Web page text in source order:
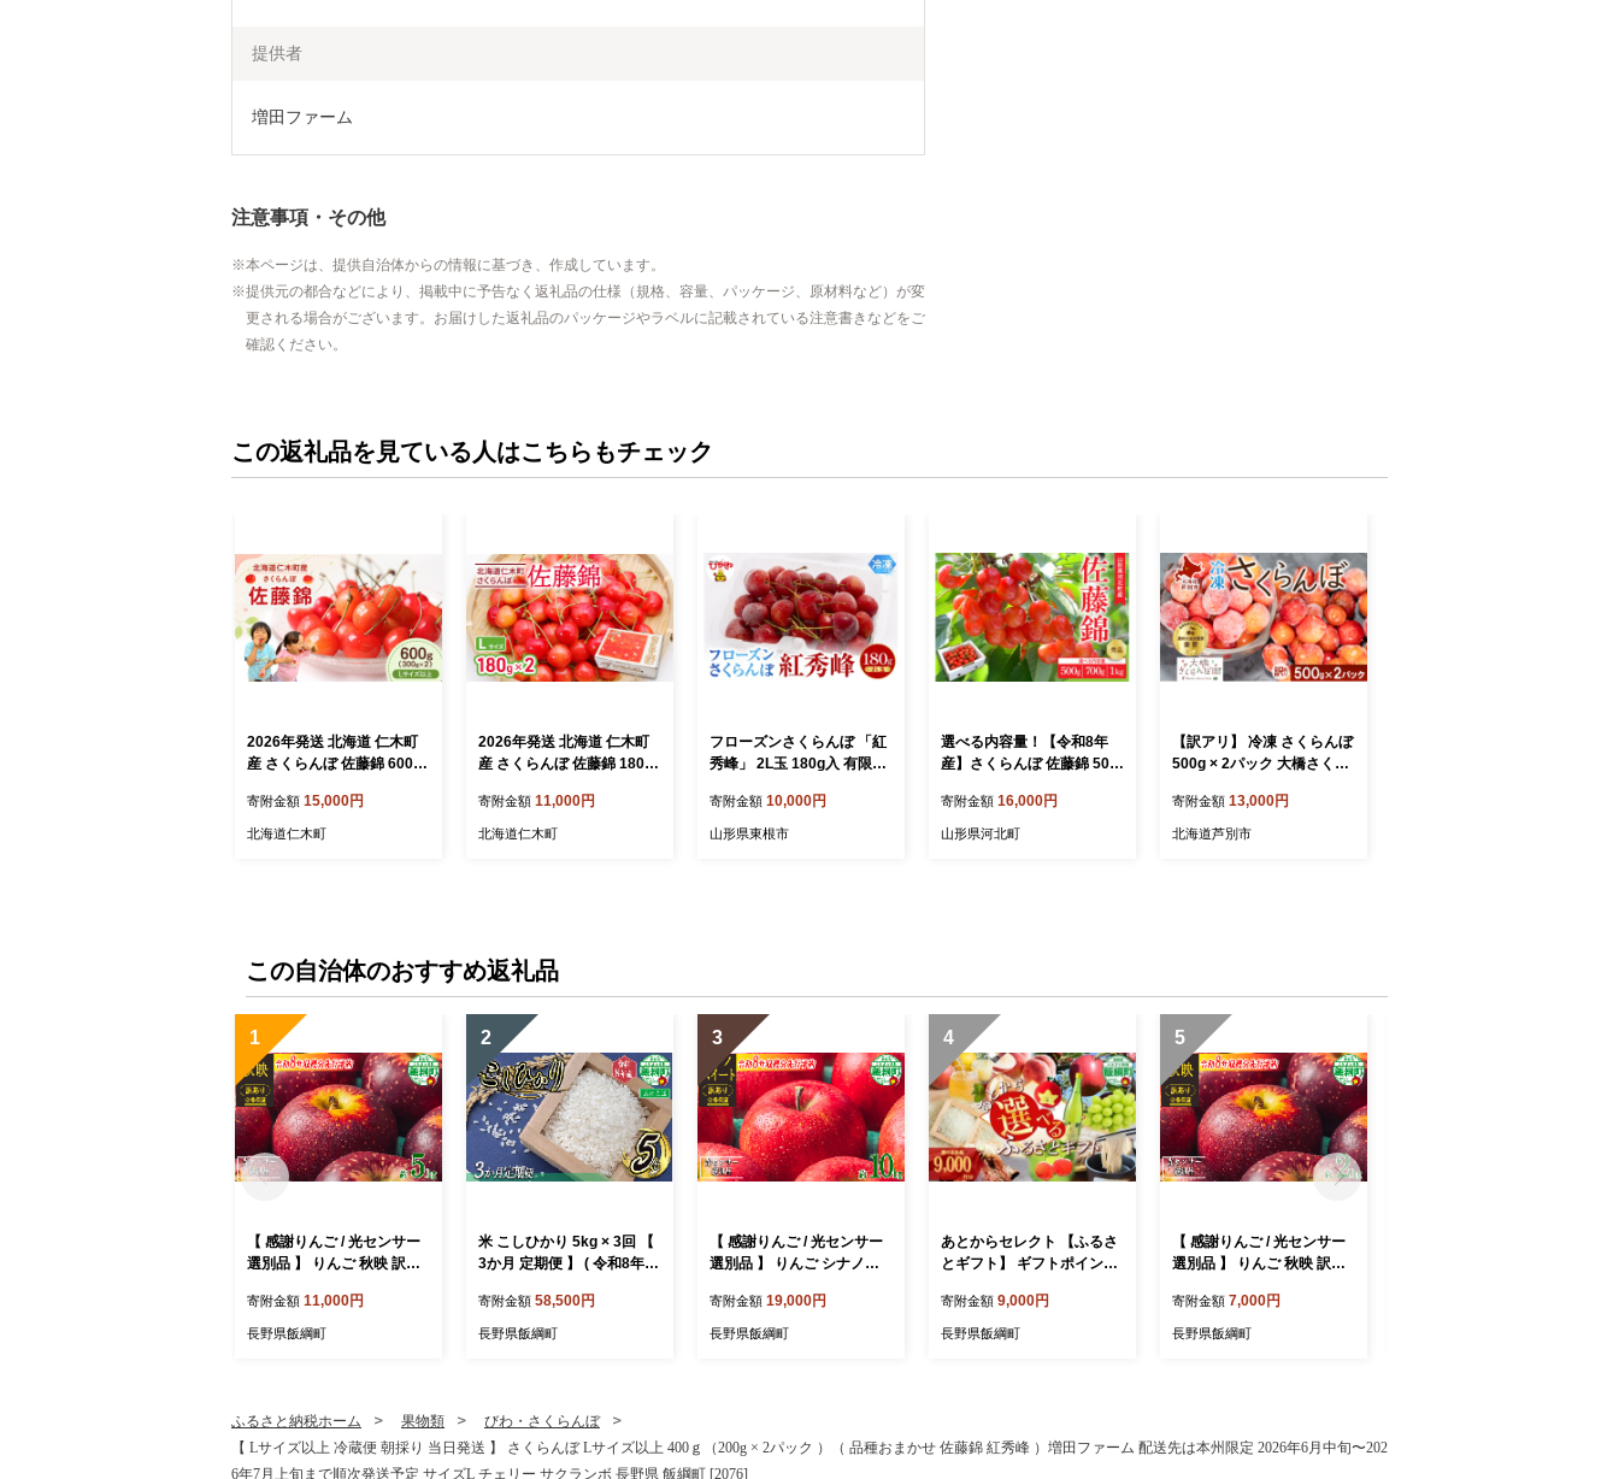
提供者
増田ファーム
注意事項・その他
本ページは、提供自治体からの情報に基づき、作成しています。
提供元の都合などにより、掲載中に予告なく返礼品の仕様（規格、容量、パッケージ、原材料など）が変
更される場合がございます。お届けした返礼品のパッケージやラベルに記載されている注意書きなどをご
確認ください。
この返礼品を見ている人はこちらもチェック
2026年発送 北海道 仁木町
産 さくらんぼ 佐藤錦 600g
物 サクランボ チェリー フ
ルーツ 果物 果物類 仁木町
寄附金額 15,000円
北海道仁木町
2026年発送 北海道 仁木町
産 さくらんぼ 佐藤錦 180g×
リー フルーツ 果物 果物類
仁木町 仁木 [林果樹園]
寄附金額 11,000円
北海道仁木町
フローズンさくらんぼ 「紅
秀峰」 2L玉 180g入 有限会
寄附金額 10,000円
山形県東根市
選べる内容量！【令和8年
産】さくらんぼ 佐藤錦 500
形県産【山形eLab】フルー
ツ 人気 贈答 ふるさと納税
寄附金額 16,000円
山形県河北町
【訳アリ】 冷凍 さくらんぼ
500g × 2パック 大橋さくら
果物 果物類 フルーツ デザ
ート 完熟 急速冷凍 新鮮 美
寄附金額 13,000円
北海道芦別市
この自治体のおすすめ返礼品
1
【 感謝りんご / 光センサー
選別品 】 りんご 秋映 訳あ
交換保証 ながの農業協同組
合 2026年10月上旬頃から2
フルーツ 信州 長野 予約 長
寄附金額 11,000円
長野県飯綱町
2
米 こしひかり 5kg × 3回 【
3か月 定期便 】 ( 令和8年産
県への配送不可 2026年10
月上旬頃から順次発送予定
寄附金額 58,500円
長野県飯綱町
3
【 感謝りんご / 光センサー
選別品 】 りんご シナノス
〜 50玉 ） 交換保証 ながの
農業協同組合 2026年10月
06]
寄附金額 19,000円
長野県飯綱町
4
あとからセレクト 【ふるさ
とギフト】 ギフトポイント
選べる返礼品 長野県 飯綱町
[2044]
寄附金額 9,000円
長野県飯綱町
5
【 感謝りんご / 光センサー
選別品 】 りんご 秋映 訳あ
換保証 ながの農業協同組合
沖縄県への配送不可 2026年
[1866]
寄附金額 7,000円
長野県飯綱町
ふるさと納税ホーム 果物類
びわ・さくらんぼ
【 Lサイズ以上 冷蔵便 朝採り 当日発送 】 さくらんぼ Lサイズ以上 400ｇ（200g × 2パック ）（ 品種おまかせ 佐藤錦 紅秀峰 ）増田ファーム 配送先は本州限定 2026年6月中旬〜202
6年7月上旬まで順次発送予定 サイズL チェリー サクランボ 長野県 飯綱町 [2076]